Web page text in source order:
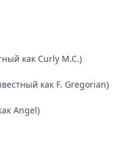
как Curly M.C.)
как F. Gregorian)
Angel)